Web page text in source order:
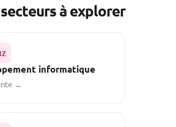
à explorer
informatique
→